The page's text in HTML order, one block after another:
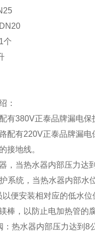
DN20
1个
：
有380V正泰品牌漏电保
配有220V正泰品牌漏电
接地线。
，当热水器内部压力达到
系统， 当热水器内部水
便安装相对应的低水位
棒，以防止电加热管的
：热水器内部压力达到8